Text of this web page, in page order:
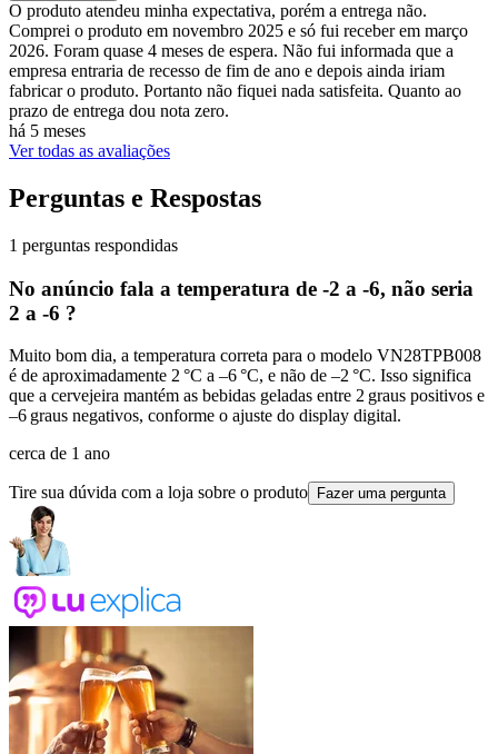
O produto atendeu minha expectativa, porém a entrega não.
Comprei o produto em novembro 2025 e só fui receber em março
2026. Foram quase 4 meses de espera. Não fui informada que a
empresa entraria de recesso de fim de ano e depois ainda iriam
fabricar o produto. Portanto não fiquei nada satisfeita. Quanto ao
prazo de entrega dou nota zero.
há 5 meses
Ver todas as avaliações
Perguntas e Respostas
1 perguntas respondidas
No anúncio fala a temperatura de -2 a -6, não seria
2 a -6 ?
Muito bom dia, a temperatura correta para o modelo VN28TPB008
é de aproximadamente 2 °C a –6 °C, e não de –2 °C. Isso significa
que a cervejeira mantém as bebidas geladas entre 2 graus positivos e
–6 graus negativos, conforme o ajuste do display digital.
cerca de 1 ano
Tire sua dúvida com a loja sobre o produto Fazer uma pergunta